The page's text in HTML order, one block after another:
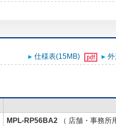
仕様表(15MB)
MPL-RP56BA2 （ 店舗・事務所